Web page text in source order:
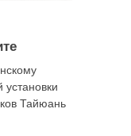
Тайюань